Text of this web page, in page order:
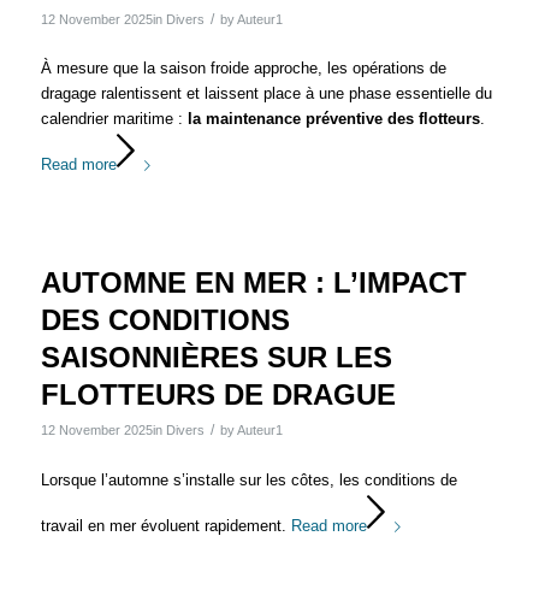
12 November 2025in Divers / byAuteur1
À mesure que la saison froide approche, les opérations de
dragage ralentissent et laissent place à une phase essentielle du
calendrier maritime : la maintenance préventive des flotteurs.
Read more
AUTOMNE EN MER : L’IMPACT
DES CONDITIONS
SAISONNIÈRES SUR LES
FLOTTEURS DE DRAGUE
12 November 2025in Divers / byAuteur1
Lorsque l’automne s’installe sur les côtes, les conditions de
travail en mer évoluent rapidement. Read more